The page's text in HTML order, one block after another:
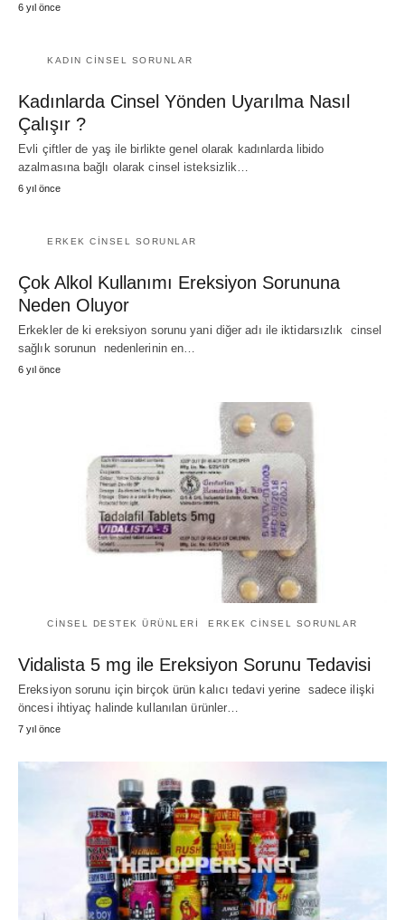
6 yıl önce
KADIN CINSEL SORUNLAR
Kadınlarda Cinsel Yönden Uyarılma Nasıl
Çalışır ?
Evli çiftler de yaş ile birlikte genel olarak kadınlarda libido
azalmasına bağlı olarak cinsel isteksizlik…
6 yıl önce
ERKEK CINSEL SORUNLAR
Çok Alkol Kullanımı Ereksiyon Sorununa
Neden Oluyor
Erkekler de ki ereksiyon sorunu yani diğer adı ile iktidarsızlık cinsel
sağlık sorunun nedenlerinin en…
6 yıl önce
CINSEL DESTEK ÜRÜNLERI ERKEK CINSEL SORUNLAR
Vidalista 5 mg ile Ereksiyon Sorunu Tedavisi
Ereksiyon sorunu için birçok ürün kalıcı tedavi yerine sadece ilişki
öncesi ihtiyaç halinde kullanılan ürünler…
7 yıl önce